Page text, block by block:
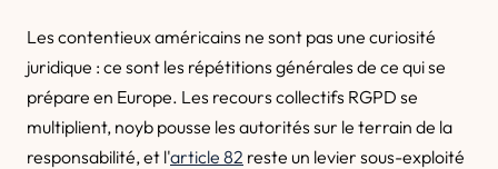
Les contentieux américains ne sont pas une curiosité
juridique : ce sont les répétitions générales de ce qui se
prépare en Europe. Les recours collectifs RGPD se
multiplient, noyb pousse les autorités sur le terrain de la
responsabilité, et l'article 82 reste un levier sous-exploité